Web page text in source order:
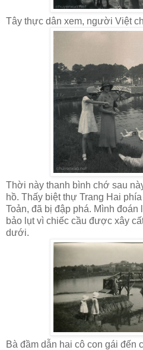
Tây thực dân xem, người Việt
Thời này thanh bình chớ sau
hồ. Thấy biệt thự Trang Hai
Toản, đã bị đập phá. Mình đoán
bảo lụt vì chiếc cầu được xây
dưới.
Bà đầm dẫn hai cô con gái đến